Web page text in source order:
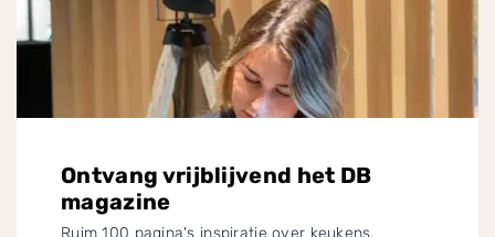
Ontvang vrijblijvend het DB
magazine
Ruim 100 pagina's inspiratie over keukens.